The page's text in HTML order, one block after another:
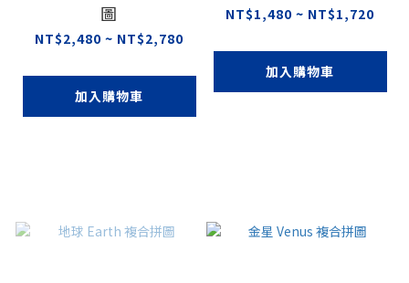
圖
NT$2,480 ~ NT$2,780
加入購物車
NT$1,480 ~ NT$1,720
加入購物車